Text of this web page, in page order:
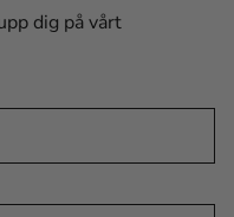
dig på vårt